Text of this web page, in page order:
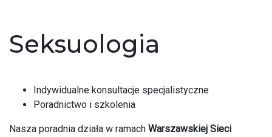
Seksuologia
Indywidualne konsultacje specjalistyczne
Poradnictwo i szkolenia
Nasza poradnia działa w ramach Warszawskiej Sieci